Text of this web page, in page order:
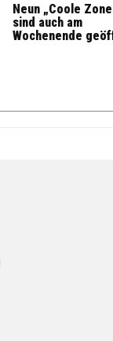
Neun „Coole
sind auch am
Wochenende